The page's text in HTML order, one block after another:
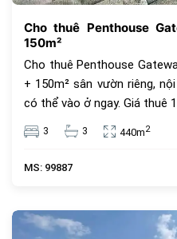
Cho thuê Penthouse
150m²
Cho thuê Penthouse
+ 150m² sân vườn riêng,
có thể vào ở ngay. Giá thuê
3 3 440m2
MS: 99887